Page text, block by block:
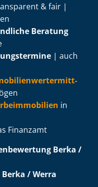
& fair |
Beratung
| auch
in
Finanzamt
Berka /
/ Werra